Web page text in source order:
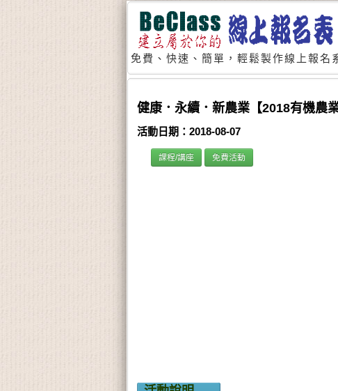
免費、快速、簡單，輕鬆製作線上報名
健康．永續．新農業【2018有機農
活動日期：2018-08-07
課程/講座 免費活動